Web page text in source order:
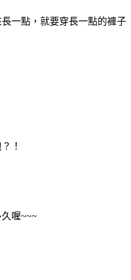
一點，就要穿長一點的褲子
！
喔~~~